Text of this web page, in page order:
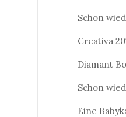
Schon
Creativa
Diamant
Schon
Eine